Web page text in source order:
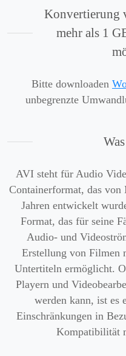
Konvertierung
mehr als 1
Bitte downloaden
unbegrenzte
AVI steht für Audio
Containerformat, das
Jahren entwickelt
Format, das für seine
Audio- und
Erstellung von Filmen
Untertiteln ermöglicht.
Playern und
werden kann, ist es
Einschränkungen in
Kompatibilität